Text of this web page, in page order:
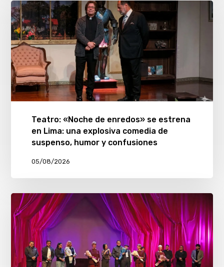
Teatro: «Noche de enredos» se estrena
en Lima: una explosiva comedia de
suspenso, humor y confusiones
05/08/2026